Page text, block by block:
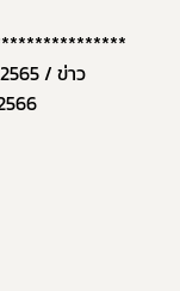
/ ข่าว